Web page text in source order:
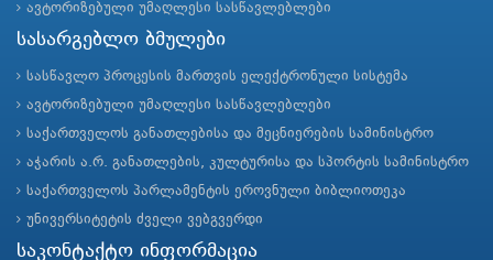
ავტორიზებული უმაღლესი სასწავლებლები
სასარგებლო ბმულები
სასწავლო პროცესის მართვის ელექტრონული სისტემა
ავტორიზებული უმაღლესი სასწავლებლები
საქართველოს განათლებისა და მეცნიერების სამინისტრო
აჭარის ა.რ. განათლების, კულტურისა და სპორტის სამინისტრო
საქართველოს პარლამენტის ეროვნული ბიბლიოთეკა
უნივერსიტეტის ძველი ვებგვერდი
საკონტაქტო ინფორმაცია